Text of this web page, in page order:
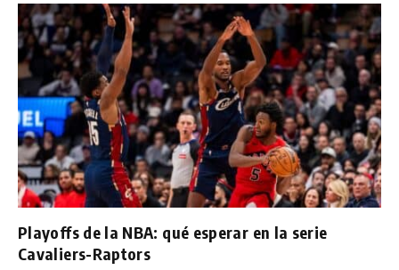
Playoffs de la NBA: qué esperar en la serie
Cavaliers-Raptors